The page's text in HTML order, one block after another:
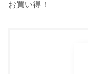
お買い得！